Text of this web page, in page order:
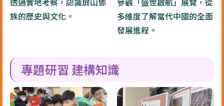
族的歷史與文化。
多維度了解當代中國的全面
發展進程。
專題研習 建構知識